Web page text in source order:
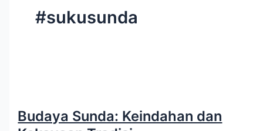
#sukusunda
Budaya Sunda: Keindahan dan